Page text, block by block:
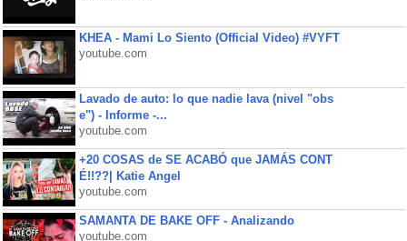
KHEA - Mami Lo Siento (Official Video) #VYFT
youtube.com
Lavado de auto: lo que nadie lava (nivel "obs
e") - Informe -...
youtube.com
+20 COSAS de SE ACABÓ que JAMÁS CONT
É!!??| Katie Angel
youtube.com
SAMANTA DE BAKE OFF - Analizando
youtube.com